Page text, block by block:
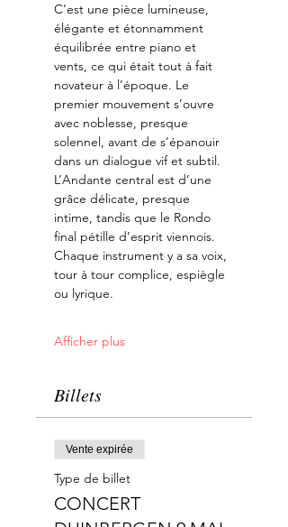
C’est une pièce lumineuse,
élégante et étonnamment
équilibrée entre piano et
vents, ce qui était tout à fait
novateur à l’époque. Le
premier mouvement s’ouvre
avec noblesse, presque
solennel, avant de s’épanouir
dans un dialogue vif et subtil.
L’Andante central est d’une
grâce délicate, presque
intime, tandis que le Rondo
final pétille d’esprit viennois.
Chaque instrument y a sa voix,
tour à tour complice, espiègle
ou lyrique.
Afficher plus
Billets
Vente expirée
Type de billet
CONCERT